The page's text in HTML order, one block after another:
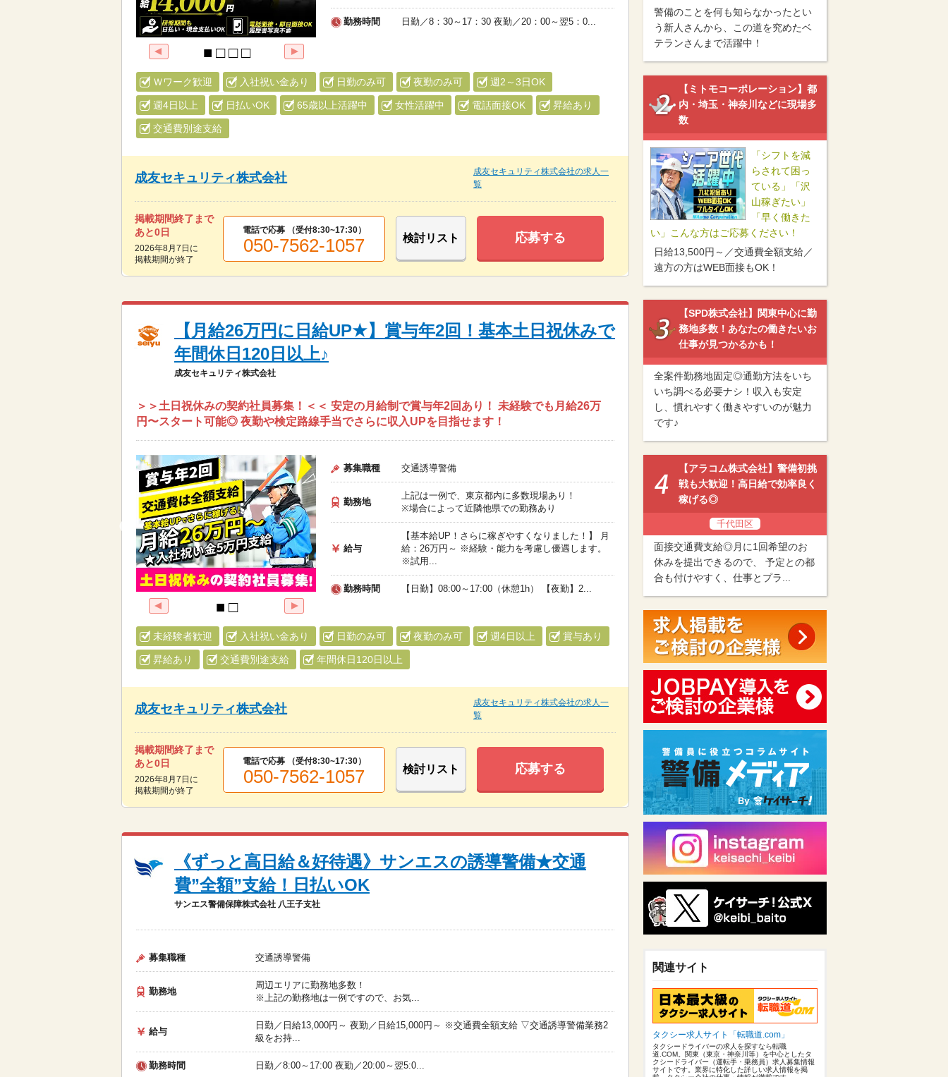
勤務時間 日勤／8：30～17：30 夜勤／20：00～翌5：0...
Ｗワーク歓迎 入社祝い金あり 日勤のみ可 夜勤のみ可 週2～3日OK
週4日以上 日払いOK 65歳以上活躍中 女性活躍中 電話面接OK 昇給あり
交通費別途支給
成友セキュリティ株式会社
成友セキュリティ株式会社の求人一
覧
掲載期間終了まで
あと0日
2026年8月7日 に
掲載期間が終了
電話で応募 （受付8:30~17:30）
050-7562-1057 検討リスト 応募する
【月給26万円に日給UP★】賞与年2回！基本土日祝休みで
年間休日120日以上♪
成友セキュリティ株式会社
＞＞土日祝休みの契約社員募集！＜＜ 安定の月給制で賞与年2回あり！ 未経験でも月給26万
円〜スタート可能◎ 夜勤や検定路線手当でさらに収入UPを目指せます！
募集職種 交通誘導警備
勤務地
上記は一例で、東京都内に多数現場あり！
※場合によって近隣他県での勤務あり
給与
【基本給UP！さらに稼ぎやすくなりました！】 月
給：26万円～ ※経験・能力を考慮し優遇します。
※試用...
勤務時間 【日勤】08:00～17:00（休憩1h） 【夜勤】2...
未経験者歓迎 入社祝い金あり 日勤のみ可 夜勤のみ可 週4日以上 賞与あり
昇給あり 交通費別途支給 年間休日120日以上
成友セキュリティ株式会社
成友セキュリティ株式会社の求人一
覧
掲載期間終了まで
あと0日
2026年8月7日 に
掲載期間が終了
電話で応募 （受付8:30~17:30）
050-7562-1057 検討リスト 応募する
《ずっと高日給＆好待遇》サンエスの誘導警備★交通
費”全額”支給！日払いOK
サンエス警備保障株式会社 八王子支社
募集職種 交通誘導警備
勤務地
周辺エリアに勤務地多数！
※上記の勤務地は一例ですので、お気...
給与
日勤／日給13,000円～ 夜勤／日給15,000円～ ※交通費全額支給 ▽交通誘導警備業務2
級をお持...
勤務時間 日勤／8:00～17:00 夜勤／20:00～翌5:0...
警備のことを何も知らなかったとい
う新人さんから、この道を究めたベ
テランさんまで活躍中！
【ミトモコーポレーション】都
内・埼玉・神奈川などに現場多
数
「シフトを減
らされて困っ
ている」「沢
山稼ぎたい」
「早く働きた
い」こんな方はご応募ください！
日給13,500円～／交通費全額支給／
遠方の方はWEB面接もOK！
【SPD株式会社】関東中心に勤
務地多数！あなたの働きたいお
仕事が見つかるかも！
全案件勤務地固定◎通勤方法をいち
いち調べる必要ナシ！収入も安定
し、慣れやすく働きやすいのが魅力
です♪
【アラコム株式会社】警備初挑
戦も大歓迎！高日給で効率良く
稼げる◎
千代田区
面接交通費支給◎月に1回希望のお
休みを提出できるので、 予定との都
合も付けやすく、仕事とプラ...
関連サイト
タクシー求人サイト「転職道.com」
タクシードライバーの求人を探すなら転職
道.COM。関東（東京・神奈川等）を中心としたタ
クシードライバー（運転手・乗務員）求人募集情報
サイトです。業界に特化した詳しい求人情報を掲